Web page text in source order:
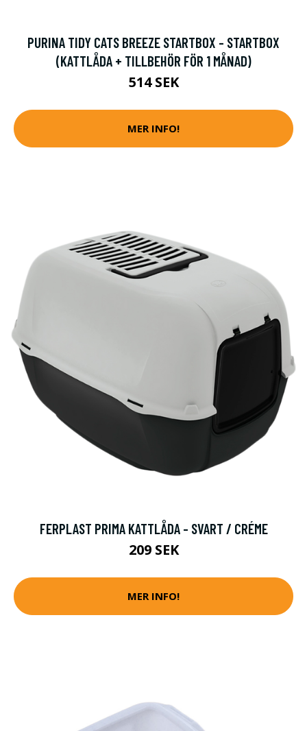
PURINA TIDY CATS BREEZE STARTBOX - STARTBOX
(KATTLÅDA + TILLBEHÖR FÖR 1 MÅNAD)
514 SEK
MER INFO!
FERPLAST PRIMA KATTLÅDA - SVART / CRÉME
209 SEK
MER INFO!